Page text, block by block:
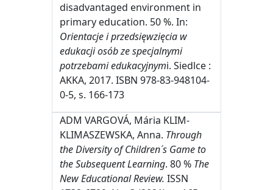
disadvantaged environment in
primary education. 50 %. In:
Orientacje i przedsięwzięcia w
edukacji osób ze specjalnymi
potrzebami edukacyjnymi. Siedlce :
AKKA, 2017. ISBN 978-83-948104-
0-5, s. 166-173
ADM VARGOVÁ, Mária KLIM-
KLIMASZEWSKA, Anna. Through
the Diversity of Children´s Game to
the Subsequent Learning. 80 % The
New Educational Review. ISSN